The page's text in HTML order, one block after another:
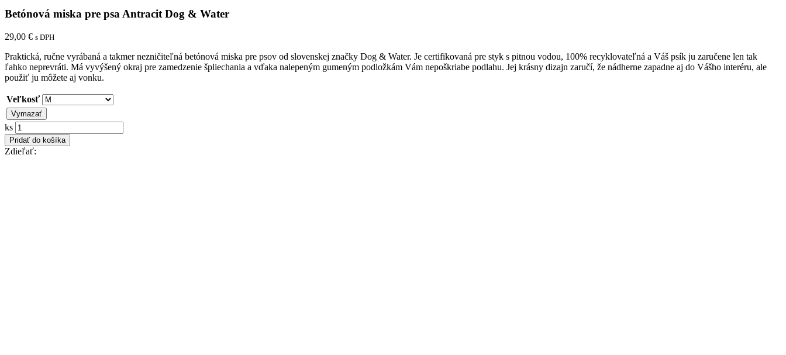
Betónová miska pre psa Antracit Dog & Water
29,00 € s DPH
Praktická, ručne vyrábaná a takmer nezničiteľná betónová miska pre psov od slovenskej značky Dog & Water. Je certifikovaná pre styk s pitnou vodou, 100% recyklovateľná a Váš psík ju zaručene len tak
ľahko neprevráti. Má vyvýšený okraj pre zamedzenie špliechania a vďaka nalepeným gumeným podložkám Vám nepoškriabe podlahu. Jej krásny dizajn zaručí, že nádherne zapadne aj do Vášho interéru, ale
použiť ju môžete aj vonku.
Veľkosť
Vymazať
Betónová
miska
pre
psa
ks
Pridať do košíka
Zdieľať: